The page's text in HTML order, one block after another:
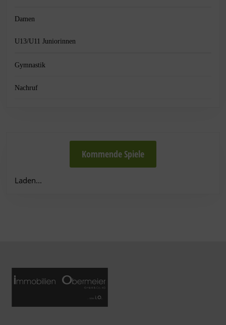
Damen
U13/U11 Juniorinnen
Gymnastik
Nachruf
Kommende Spiele
Laden...